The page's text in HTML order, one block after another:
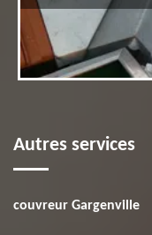
Autres services
couvreur Gargenville